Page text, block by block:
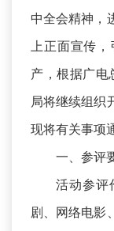
中全会精神，
上正面宣传
产，根据广电
局将继续组织
现将有关事项
一、参评
活动参评
剧、网络电影